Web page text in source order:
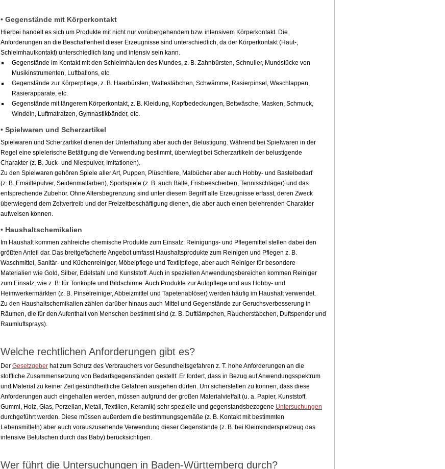
• Gegenstände mit Körperkontakt
Hierbei handelt es sich um Produkte mit nicht nur vorübergehendem bzw. intensivem Körperkontakt. Die
Anforderungen an die Beschaffenheit dieser Erzeugnisse sind unterschiedlich, da der Körperkontakt (Haut-,
Schleimhautkontakt) unterschiedlich lang und intensiv sein kann.
Gegenstände im Kontakt mit den Schleimhäuten des Mundes, z. B. Zahnbürsten, Schnuller, Mundstücke von
Musikinstrumenten, Luftballons, etc.
Gegenstände zur Körperpflege, z. B. Haarbürsten, Wattestäbchen, Schwämme, Rasierpinsel, Waschlappen,
Rasierapparate, etc.
Gegenstände mit längerem Körperkontakt, z. B. Kleidung, Kopfbedeckungen, Bettwäsche, Masken, Schmuck,
Windeln, Luftmatratzen, Gymnastikbänder, etc.
• Spielwaren und Scherzartikel
Spielwaren und Scherzartikel dienen der Unterhaltung aber auch der Belustigung. Während bei Spielwaren in der
Regel eine spielerische Betätigung die Verwendung bestimmt, überwiegt bei Scherzartikeln der belustigende
Charakter (z. B. Juck- und Niespulver, Imitationen).
Zu den Spielwaren gehören Spiele aller Art, Puppen, Plüschtiere, Malbücher aber auch Hobby- und Bastelbedarf
(z. B. Emaillepulver, Seidenmalfarben), Sportspiele (z. B. auch Bälle, Frisbeescheiben, Tennisschläger) und das
entsprechende Zubehör. Ohne Altersbegrenzung sind unter diesem Begriff alle Erzeugnisse erfasst, deren Zweck
überwiegend dem Zeitvertreib und der Freizeitbeschäftigung dienen, die aber auch einen belehrenden Charakter
aufweisen können.
• Haushaltschemikalien
Im Haushalt kommen zahlreiche chemische Produkte zum Einsatz: Reinigungs- und Pflegemittel stellen dabei den
größten Anteil dar. Das breitgefächerte Angebot umfasst Haushaltsprodukte zum Reinigen und Pflegen z. B.
Waschmittel, Sanitär- und Küchenreiniger, Möbelpflege und Textilpflege, aber auch Reiniger für besondere
Materialien wie Gold, Silber, Edelstahl und Kunststoff. Auch in speziellen Anwendungsbereichen kommen Reiniger
zum Einsatz, wie z. B. für Tonköpfe und Bildschirme. Auch Produkte zur Autopflege und aus Hobby- und
Heimwerkermärkten (z. B. Pinselreiniger, Abbeizmittel und Tapetenablöser) werden häufig im Haushalt verwendet.
Zu den Haushaltschemikalien zählen darüber hinaus auch Mittel und Gegenstände zur Geruchsverbesserung in
Räumen, die für den Aufenthalt von Menschen bestimmt sind (z. B. Duftlämpchen, Räucherstäbchen, Duftspender und
Raumluftsprays).
Welche rechtlichen Anforderungen gibt es?
Der Gesetzgeber hat zum Schutz des Verbrauchers vor Gesundheitsgefahren z. T. hohe Anforderungen an die
stoffliche Zusammensetzung von Bedarfsgegenständen gestellt: Er fordert, dass in Bezug auf Anwendungsspektrum
und Material zu keiner Zeit gesundheitliche Gefahren ausgehen dürfen. Um sicherstellen zu können, dass diese
Anforderungen auch eingehalten werden, müssen aufgrund der großen Materialvielfalt (u. a. Papier, Kunststoff,
Gummi, Holz, Glas, Porzellan, Metall, Textilien, Keramik) sehr spezielle und gegenstandsbezogene Untersuchungen
durchgeführt werden. Diese müssen außerdem die bestimmungsgemäße (z. B. Kontakt mit bestimmten
Lebensmitteln) aber auch vorauszusehende Verwendung dieser Gegenstände (z. B. bei Kleinkinderspielzeug das
intensive Belutschen durch das Baby) berücksichtigen.
Wer führt die Untersuchungen in Baden-Württemberg durch?